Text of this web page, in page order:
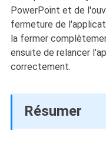
PowerPoint et de
fermeture de
la fermer
ensuite de relancer
correctement.
Résumer